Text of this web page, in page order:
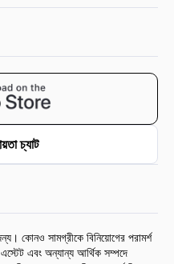
চ্যাট
কোনও সামগ্রীকে বিনিয়োগের পরামর্শ
এবং অন্যান্য আর্থিক সম্পদে